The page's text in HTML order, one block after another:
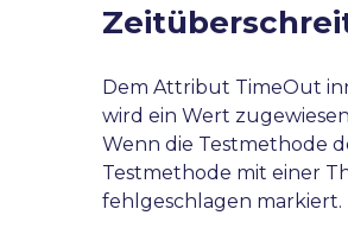
Dem Attribut TimeOut
wird ein Wert
Wenn die Testmethode
Testmethode mit einer
fehlgeschlagen markiert.